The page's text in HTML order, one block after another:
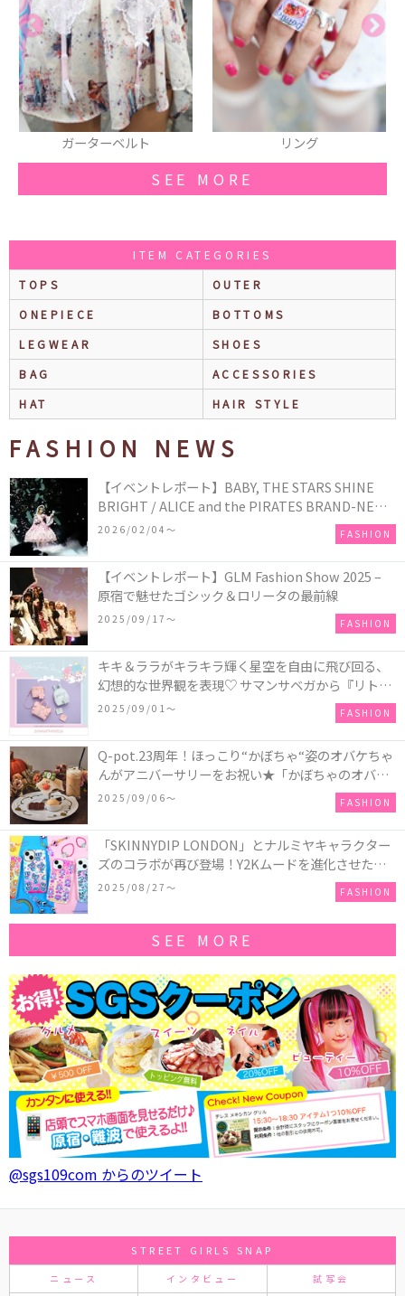
リング ネイル
SEE MORE
ITEM CATEGORIES
TOPS
OUTER
ONEPIECE
BOTTOMS
LEGWEAR
SHOES
BAG
ACCESSORIES
HAT
HAIR STYLE
FASHION NEWS
【イベントレポート】BABY, THE STARS SHINE
BRIGHT / ALICE and the PIRATES BRAND-NEW
COLLECTION in TOKYO
2026/02/04〜 FASHION
【イベントレポート】GLM Fashion Show 2025 –
原宿で魅せたゴシック＆ロリータの最前線
2025/09/17〜 FASHION
キキ＆ララがキラキラ輝く星空を自由に飛び回る、
幻想的な世界観を表現♡ サマンサベガから『リトル
ツインスターズ』50周年アニバーサリーイヤー』を
2025/09/01〜 FASHION
Q-pot.23周年！ほっこり“かぼちゃ“姿のオバケちゃ
んがアニバーサリーをお祝い★「かぼちゃのオバケ
ーキアクセサリー」が新発売！Q-pot CAFE.では
「かぼちゃのオバケーキプレート」も登場
2025/09/06〜 FASHION
「SKINNYDIP LONDON」とナルミヤキャラクター
ズのコラボが再び登場！Y2Kムードを進化させた新
作コレクションを発売♪
2025/08/27〜 FASHION
SEE MORE
@sgs109com からのツイート
STREET GIRLS SNAP
ニュース インタビュー 試写会